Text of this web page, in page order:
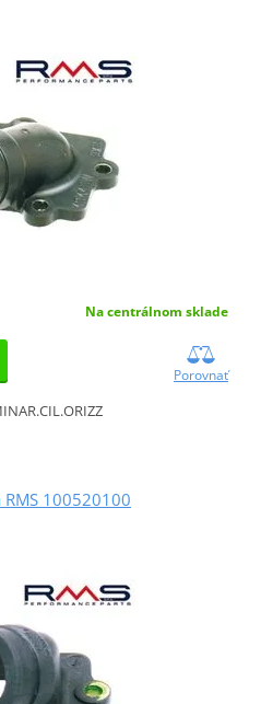
Na centrálnom sklade
Porovnať
100520100